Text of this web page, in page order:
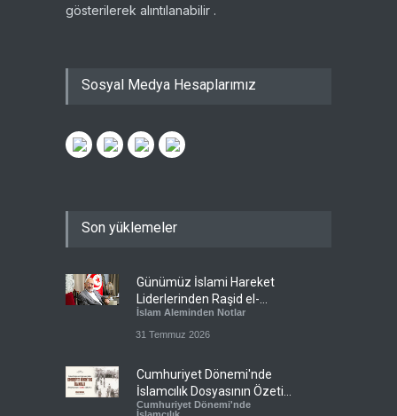
gösterilerek alıntılanabilir .
Sosyal Medya Hesaplarımız
Son yüklemeler
Günümüz İslami Hareket
Liderlerinden Raşid el-
Gannuşi’ye Seküler Faşizmin
Zindanlarında Ağır Tecrit
İslam Aleminden Notlar
31 Temmuz 2026
Cumhuriyet Dönemi'nde
İslamcılık Dosyasının Özeti
Sizlerle!
Cumhuriyet Dönemi'nde